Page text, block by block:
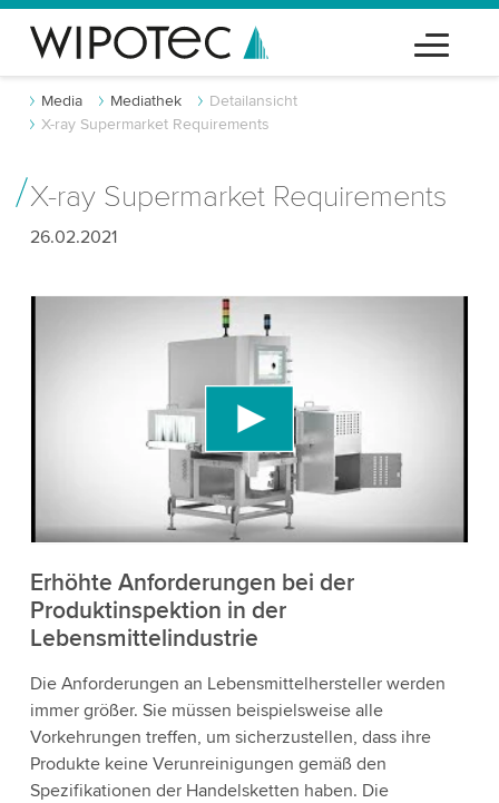
Media Mediathek
Detailansicht
X-ray Supermarket Requirements
X-ray Supermarket Requirements
26.02.2021
Wir benötigen Ihre Zustimmung, um den
YouTube-Videodienst zu laden!
Wir verwenden einen Drittanbieterdienst, um
Videoinhalte einzubetten, der Daten über Ihre
Aktivitäten sammeln kann. Bitte überprüfen Sie
die Details und akzeptieren Sie den Dienst, um
dieses Video anzusehen.
Weitere Informationen
Erhöhte Anforderungen bei der
Produktinspektion in der
Lebensmittelindustrie
Die Anforderungen an Lebensmittelhersteller werden
immer größer. Sie müssen beispielsweise alle
Vorkehrungen treffen, um sicherzustellen, dass ihre
Produkte keine Verunreinigungen gemäß den
Spezifikationen der Handelsketten haben. Die